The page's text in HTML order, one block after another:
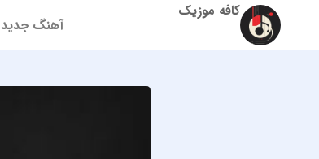
کافه موزیک
آهنگ جدید